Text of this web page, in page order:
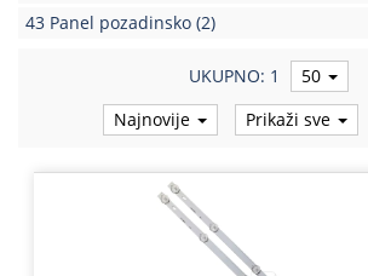
43 Panel pozadinsko (2)
UKUPNO: 1
50
Najnovije
Prikaži sve